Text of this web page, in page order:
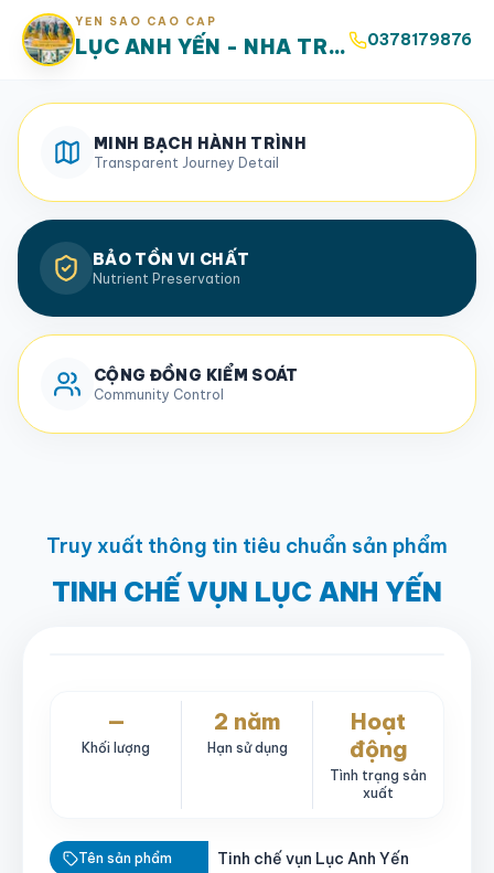
YẾN SÀO CAO CẤP
LỤC ANH YẾN - NHA TRANG 0378179876
MINH BẠCH HÀNH TRÌNH
Transparent Journey Detail
BẢO TỒN VI CHẤT
Nutrient Preservation
CỘNG ĐỒNG KIỂM SOÁT
Community Control
Truy xuất thông tin tiêu chuẩn sản phẩm
TINH CHẾ VỤN LỤC ANH YẾN
—
Khối lượng
2 năm
Hạn sử dụng
Hoạt
động
Tình trạng sản
xuất
Tên sản phẩm Tinh chế vụn Lục Anh Yến